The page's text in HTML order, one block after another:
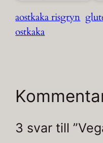
aostkaka risgryn
ostkaka
3 svar till